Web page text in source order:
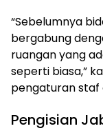
“Sebelumnya
bergabung
ruangan yang
seperti biasa,”
pengaturan staf
Pengisian